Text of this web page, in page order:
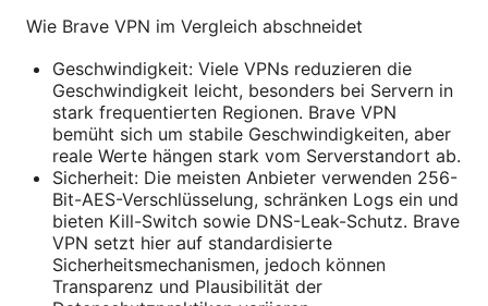
Wie Brave VPN im Vergleich abschneidet
Geschwindigkeit: Viele VPNs reduzieren die
Geschwindigkeit leicht, besonders bei Servern in
stark frequentierten Regionen. Brave VPN
bemüht sich um stabile Geschwindigkeiten, aber
reale Werte hängen stark vom Serverstandort ab.
Sicherheit: Die meisten Anbieter verwenden 256-
Bit-AES-Verschlüsselung, schränken Logs ein und
bieten Kill-Switch sowie DNS-Leak-Schutz. Brave
VPN setzt hier auf standardisierte
Sicherheitsmechanismen, jedoch können
Transparenz und Plausibilität der